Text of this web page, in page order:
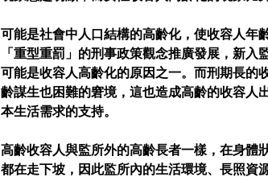
可能是社會中人口結構的高齡化，使收容人年
「重型重罰」的刑事政策觀念推廣發展，新
可能是收容人高齡化的原因之一。而刑期長的
齡謀生也困難的窘境，這也造成高齡的收容人
本生活需求的支持。
高齡收容人與監所外的高齡長者一樣，在身體
都在走下坡，因此監所內的生活環境、長照資